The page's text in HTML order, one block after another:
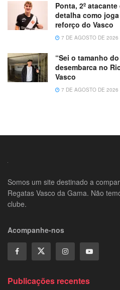
Ponta, 2º
detalha como
reforço do Vasco
7 DE AGOSTO DE 2026
“Sei o tamanho
desembarca no
Vasco
7 DE AGOSTO DE 2026
Somos um site destinado a
Regatas Vasco da Gama. Não
clube.
Acompanhe-nos
Publicações recentes